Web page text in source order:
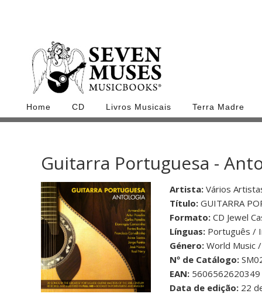
Home CD Livros Musicais Terra Madre
Guitarra Portuguesa -
Artista: Vários
Título: GUITARRA
Formato: CD Jewel
Línguas: Português /
Género: World Music
Nº de Catálogo:
EAN: 5606562620349
Data de edição: 22